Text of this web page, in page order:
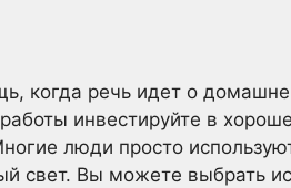
когда речь идет о
инвестируйте в
люди просто
свет. Вы можете выбрать